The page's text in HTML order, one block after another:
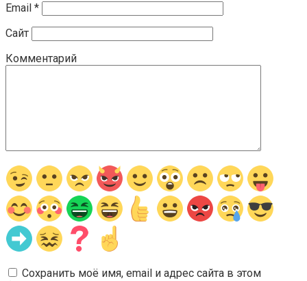
Email *
Сайт
Комментарий
Сохранить моё имя, email и адрес сайта в этом